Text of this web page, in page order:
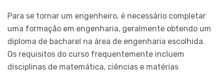
Para se tornar um engenheiro, é necessário completar
uma formação em engenharia, geralmente obtendo um
diploma de bacharel na área de engenharia escolhida.
Os requisitos do curso frequentemente incluem
disciplinas de matemática, ciências e matérias